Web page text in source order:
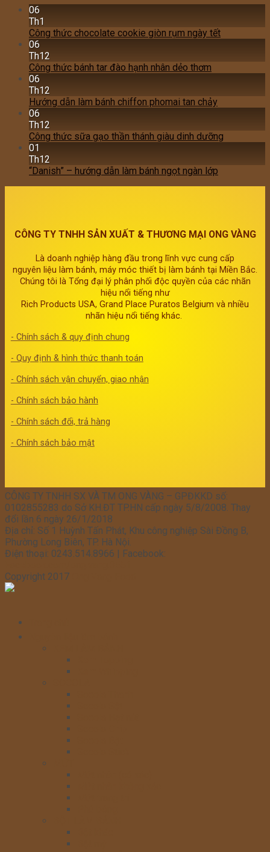
06
Th1
Công thức chocolate cookie giòn rụm ngày tết
06
Th12
Công thức bánh tar đào hạnh nhân dẻo thơm
06
Th12
Hướng dẫn làm bánh chiffon phomai tan chảy
06
Th12
Công thức sữa gạo thần thánh giàu dinh dưỡng
01
Th12
“Danish” – hướng dẫn làm bánh ngọt ngàn lớp
CÔNG TY TNHH SẢN XUẤT & THƯƠNG MẠI ONG VÀNG
Là doanh nghiệp hàng đầu trong lĩnh vực cung cấp
nguyên liệu làm bánh, máy móc thiết bị làm bánh tại Miền Bắc.
Chúng tôi là Tổng đại lý phân phối độc quyền của các nhãn
hiệu nổi tiếng như
Rich Products USA, Grand Place Puratos Belgium và nhiều
nhãn hiệu nổi tiếng khác.
- Chính sách & quy định chung
- Quy định & hình thức thanh toán
- Chính sách vận chuyển, giao nhận
- Chính sách bảo hành
- Chính sách đổi, trả hàng
- Chính sách bảo mật
CÔNG TY TNHH SX VÀ TM ONG VÀNG – GPĐKKD số:
0102855283 do Sở KH.ĐT TP.HN cấp ngày 5/8/2008. Thay
đổi lần 6 ngày 26/1/2018
Địa chỉ: Số 1 Huỳnh Tấn Phát, Khu công nghiệp Sài Đồng B,
Phường Long Biên, TP. Hà Nội.
Điện thoại: 0243.514.8966 | Facebook:
Copyright 2017